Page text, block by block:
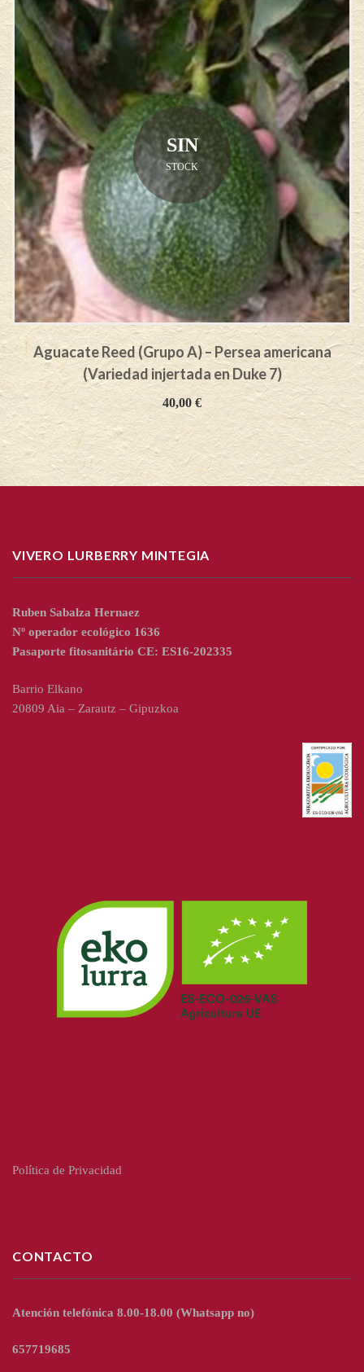
SIN
STOCK
Aguacate Reed (Grupo A) – Persea americana
(Variedad injertada en Duke 7)
40,00 €
VIVERO LURBERRY MINTEGIA
Ruben Sabalza Hernaez
Nº operador ecológico 1636
Pasaporte fitosanitário CE: ES16-202335
Barrio Elkano
20809 Aia – Zarautz – Gipuzkoa
Política de Privacidad
CONTACTO
Atención telefónica 8.00-18.00 (Whatsapp no)
657719685